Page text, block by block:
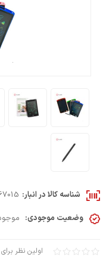
اولین نظر
شناسه کالا در انبار:
وضعیت موجودی: